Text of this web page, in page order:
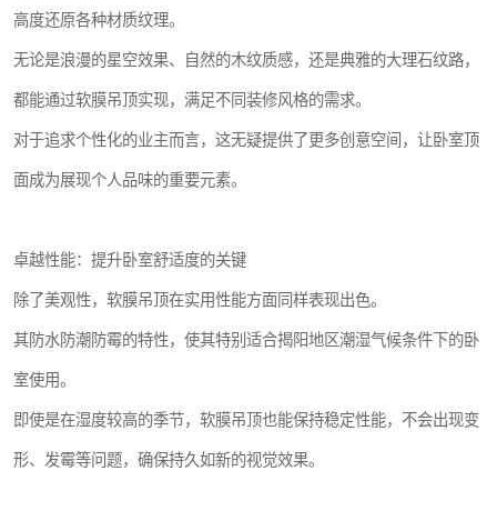
高度还原各种材质纹理。
无论是浪漫的星空效果、自然的木纹质感，还是典雅的大理石纹路，
都能通过软膜吊顶实现，满足不同装修风格的需求。
对于追求个性化的业主而言，这无疑提供了更多创意空间，让卧室顶
面成为展现个人品味的重要元素。
卓越性能：提升卧室舒适度的关键
除了美观性，软膜吊顶在实用性能方面同样表现出色。
其防水防潮防霉的特性，使其特别适合揭阳地区潮湿气候条件下的卧
室使用。
即使是在湿度较高的季节，软膜吊顶也能保持稳定性能，不会出现变
形、发霉等问题，确保持久如新的视觉效果。